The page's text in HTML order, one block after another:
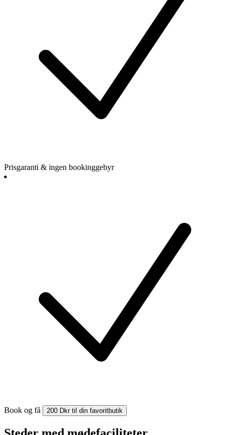
Prisgaranti & ingen bookinggebyr
Book og få 200 Dkr til din favoritbutik